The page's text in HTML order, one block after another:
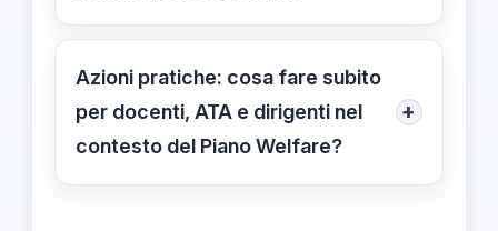
definire regole, criteri e tempi per
l’erogazione.
Bisogna definire percorsi chiari e
tempi per ogni livello, e coinvolgere le
RSU nelle scelte. Occorre stabilire
criteri di avanzamento, criteri e
Azioni pratiche: cosa fare subito
per docenti, ATA e dirigenti nel
contesto del Piano Welfare?
+
Verificare contratti e clausole su